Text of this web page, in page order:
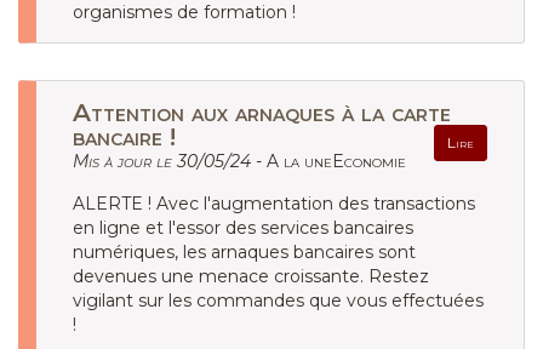
organismes de formation !
Attention aux arnaques à la carte
bancaire !
Lire
Mis à jour le 30/05/24 - A la uneEconomie
ALERTE ! Avec l'augmentation des transactions
en ligne et l'essor des services bancaires
numériques, les arnaques bancaires sont
devenues une menace croissante. Restez
vigilant sur les commandes que vous effectuées
!